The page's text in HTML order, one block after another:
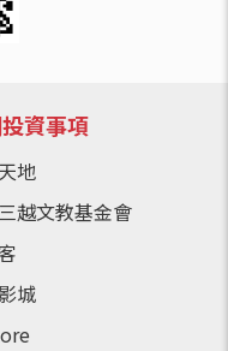
資事項
地
越文教基金會
城